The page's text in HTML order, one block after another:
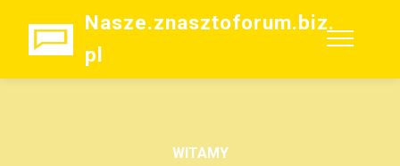
Nasze.znasztoforum.biz.
pl
WITAMY